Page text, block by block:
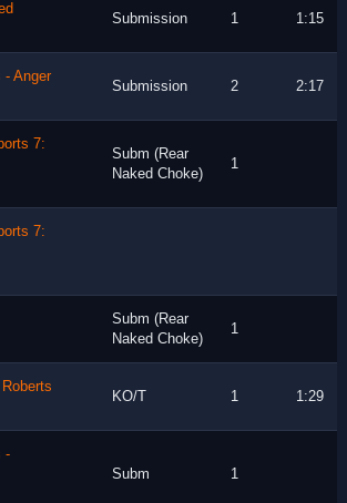
Submission 1 1:15
- Anger
Submission 2 2:17
7:
Subm (Rear
Naked Choke)
1
7:
Subm (Rear
Naked Choke)
1
KO/T 1 1:29
-
Subm 1